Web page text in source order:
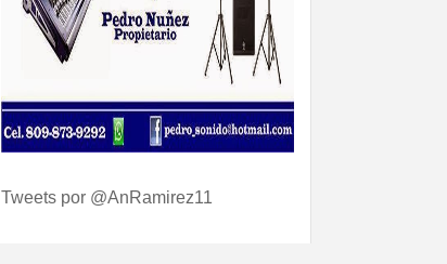
Tweets por @AnRamirez11